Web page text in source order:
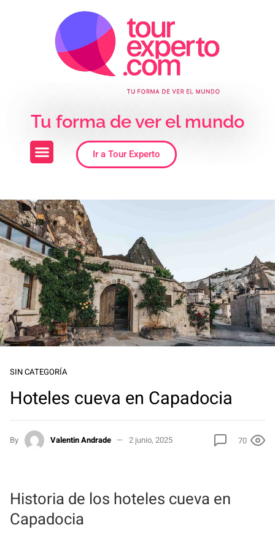
Tu forma de ver el mundo
Ir a Tour Experto
SIN CATEGORÍA
Hoteles cueva en Capadocia
By Valentin Andrade 2 junio, 2025 70
Historia de los hoteles cueva en
Capadocia